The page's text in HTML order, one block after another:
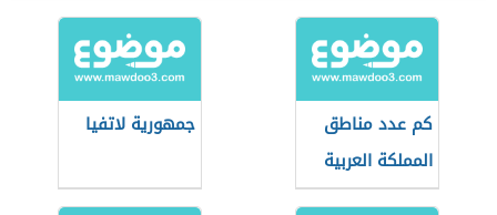
كم عدد مناطق
المملكة العربية
السعودية
جمهورية لاتفيا